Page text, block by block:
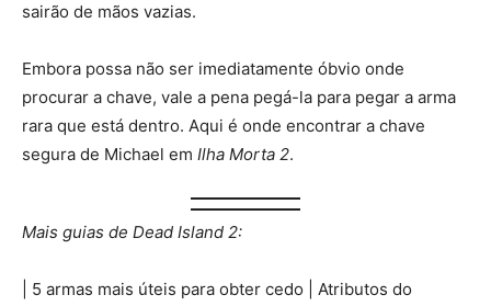
sairão de mãos vazias.
Embora possa não ser imediatamente óbvio onde
procurar a chave, vale a pena pegá-la para pegar a arma
rara que está dentro. Aqui é onde encontrar a chave
segura de Michael em Ilha Morta 2.
Mais guias de Dead Island 2:
| 5 armas mais úteis para obter cedo | Atributos do